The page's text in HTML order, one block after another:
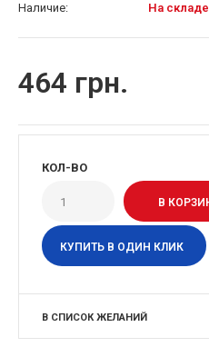
Наличие:
На складе
464 грн.
КОЛ-ВО
КУПИТЬ В ОДИН КЛИК
В СПИСОК ЖЕЛАНИЙ